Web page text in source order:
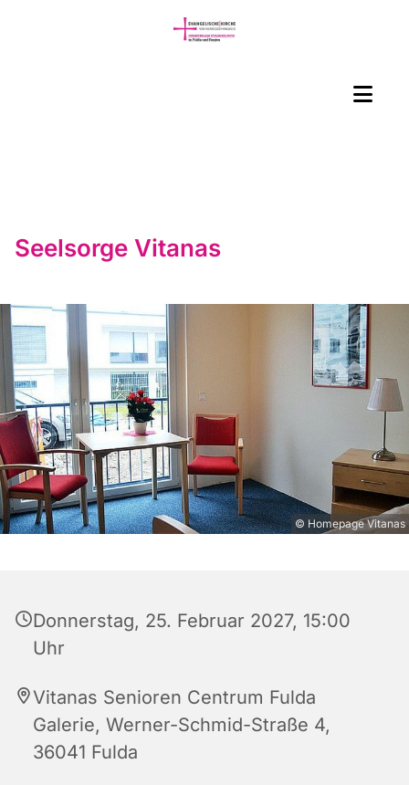
Seelsorge Vitanas
© Homepage Vitanas
Donnerstag, 25. Februar 2027, 15:00
Uhr
Vitanas Senioren Centrum Fulda
Galerie, Werner-Schmid-Straße 4,
36041 Fulda